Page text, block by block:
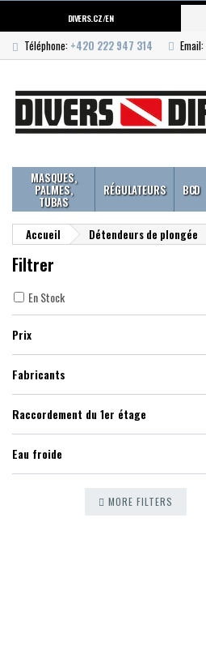
DIVERS.CZ/EN
Téléphone: +420 222 947 314 Email:
MASQUES,
PALMES,
TUBAS
RÉGULATEURS BCD
Accueil Détendeurs de plongée
Filtrer
En Stock
Prix
Fabricants
Raccordement du 1er étage
Eau froide
MORE FILTERS